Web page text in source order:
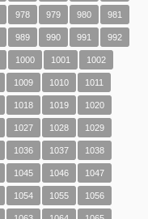
978 979 980 981
989 990 991 992
1000 1001 1002
1009 1010 1011
1018 1019 1020
1027 1028 1029
1036 1037 1038
1045 1046 1047
1054 1055 1056